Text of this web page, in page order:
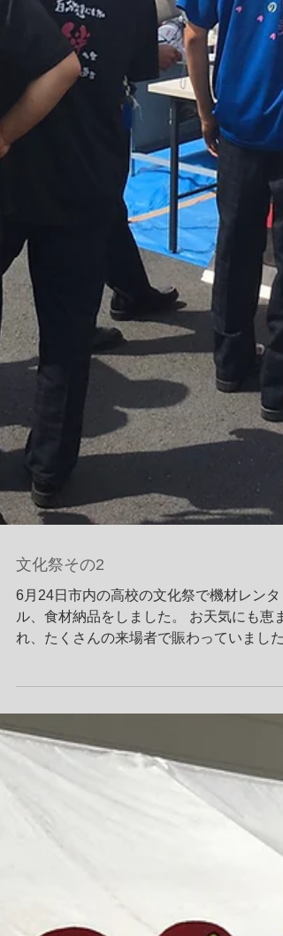
6月24日市内の高校の文化祭で機材レンタ
れ、たくさんの来場者で賑わっていました
お揃いのクラスTシャツを着た高校生の皆
んが楽しそうでした♪